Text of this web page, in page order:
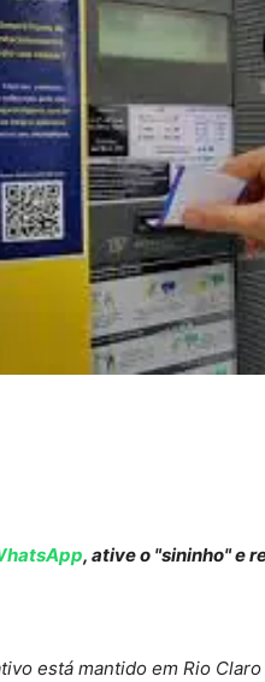
, ative o "sininho" e
está mantido em Rio